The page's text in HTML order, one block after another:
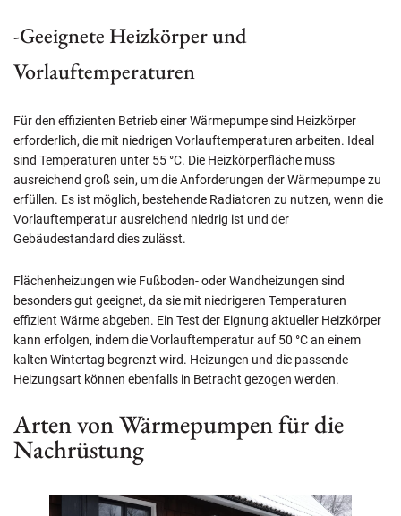
-Geeignete Heizkörper und
Vorlauftemperaturen
Für den effizienten Betrieb einer Wärmepumpe sind Heizkörper
erforderlich, die mit niedrigen Vorlauftemperaturen arbeiten. Ideal
sind Temperaturen unter 55 °C. Die Heizkörperfläche muss
ausreichend groß sein, um die Anforderungen der Wärmepumpe zu
erfüllen. Es ist möglich, bestehende Radiatoren zu nutzen, wenn die
Vorlauftemperatur ausreichend niedrig ist und der
Gebäudestandard dies zulässt.
Flächenheizungen wie Fußboden- oder Wandheizungen sind
besonders gut geeignet, da sie mit niedrigeren Temperaturen
effizient Wärme abgeben. Ein Test der Eignung aktueller Heizkörper
kann erfolgen, indem die Vorlauftemperatur auf 50 °C an einem
kalten Wintertag begrenzt wird. Heizungen und die passende
Heizungsart können ebenfalls in Betracht gezogen werden.
Arten von Wärmepumpen für die
Nachrüstung